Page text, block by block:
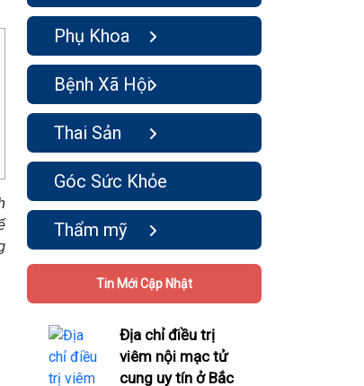
Phụ Khoa
Bệnh Xã Hội
Thai Sản
Góc Sức Khỏe
Thẩm mỹ
Tin Mới Cập Nhật
Địa chỉ điều trị
viêm nội mạc tử
cung uy tín ở Bắc